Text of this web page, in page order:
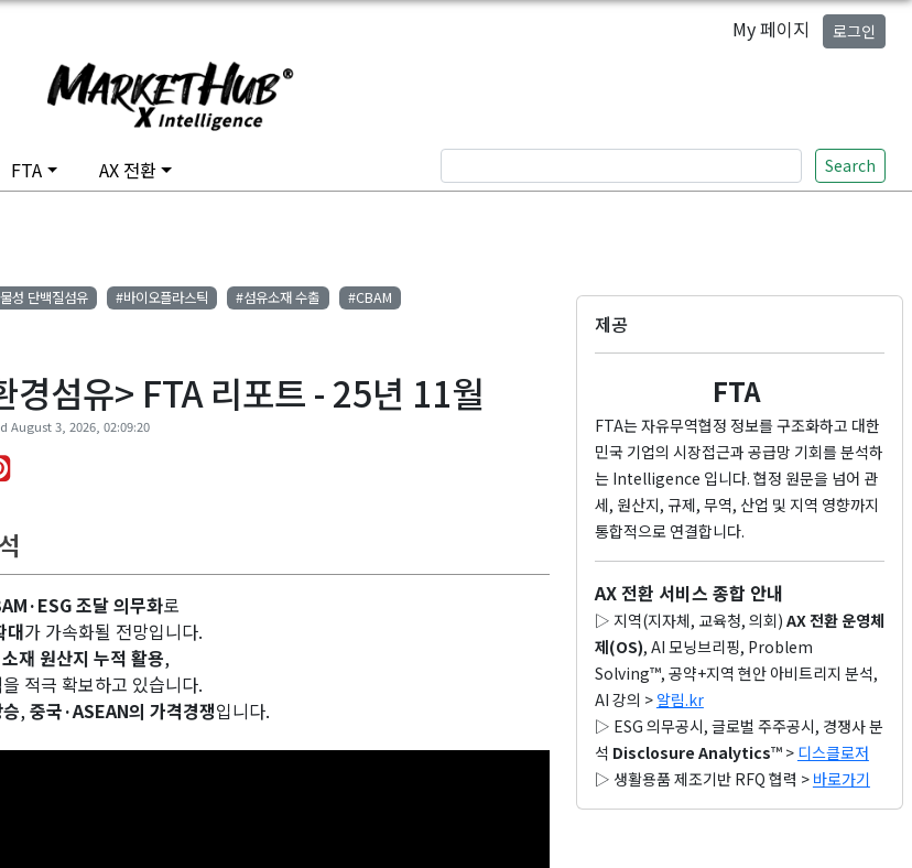
My 페이지 로그인
FTA AX 전환 Search
성 단백질섬유 #바이오플라스틱 #섬유소재 수출
#CBAM
경섬유> FTA 리포트 - 25년 11월
August 3, 2026, 02:09:20
조달 의무화로
대가 가속화될 전망입니다.
재 원산지 누적 활용,
을 적극 확보하고 있습니다.
,중국·ASEAN의 가격경쟁입니다.
제공
FTA
FTA는 자유무역협정 정보를 구조화하고 대한
민국 기업의 시장접근과 공급망 기회를 분석하
는 Intelligence 입니다. 협정 원문을 넘어 관
세, 원산지, 규제, 무역, 산업 및 지역 영향까지
통합적으로 연결합니다.
AX 전환 서비스 종합 안내
▷ 지역(지자체, 교육청, 의회) AX 전환 운영체
제(OS), AI 모닝브리핑, Problem
Solving™, 공약+지역 현안 아비트리지 분석,
AI 강의 > 알림.kr
▷ ESG 의무공시, 글로벌 주주공시, 경쟁사 분
석 Disclosure Analytics™ > 디스클로저
▷ 생활용품 제조기반 RFQ 협력 > 바로가기